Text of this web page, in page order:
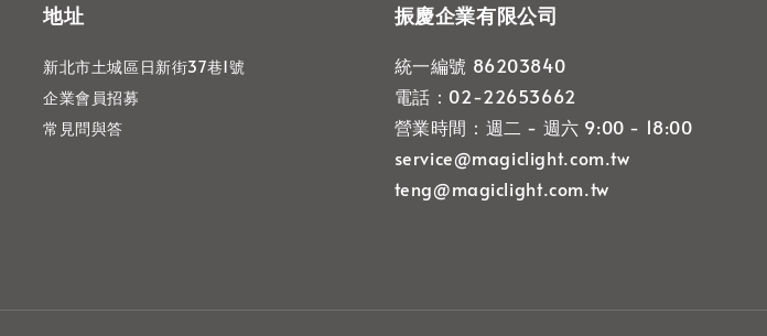
地址
新北市土城區日新街37巷1號
企業會員招募
常見問與答
振慶企業有限公司
統一編號 86203840
電話：02-22653662
營業時間：週二 - 週六 9:00 - 18:00
service@magiclight.com.tw
teng@magiclight.com.tw